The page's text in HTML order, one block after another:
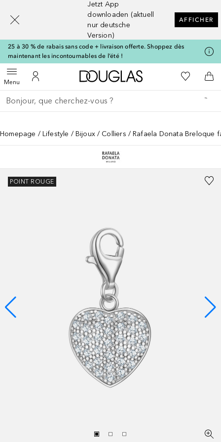
Jetzt App
downloaden (aktuell
nur deutsche
Version)
AFFICHER
25 à 30 % de rabais sans code + livraison offerte. Shoppez dès
maintenant les incontournables de l’été !
MenuOuvrir le menuVers Mon Compte
Vers l'accueil Douglas
Vers Ma
Retourner
Exécuter la recherche
Homepage Lifestyle Bijoux Colliers Rafaela Donata Breloque
POINT ROUGE
[navigation.slideout.screenreader]